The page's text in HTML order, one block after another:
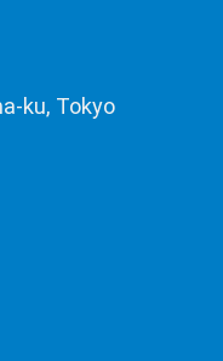
ku, Tokyo